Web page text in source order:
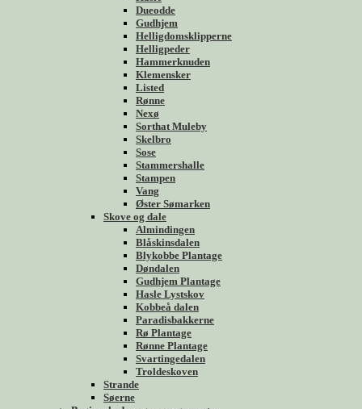
Dueodde
Gudhjem
Helligdomsklipperne
Helligpeder
Hammerknuden
Klemensker
Listed
Rønne
Nexø
Sorthat Muleby
Skelbro
Sose
Stammershalle
Stampen
Vang
Øster Sømarken
Skove og dale
Almindingen
Blåskinsdalen
Blykobbe Plantage
Døndalen
Gudhjem Plantage
Hasle Lystskov
Kobbeå dalen
Paradisbakkerne
Rø Plantage
Rønne Plantage
Svartingedalen
Troldeskoven
Strande
Søerne